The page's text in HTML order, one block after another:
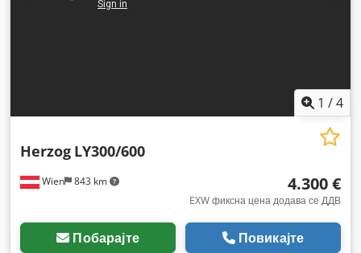
1 /4
Wien 843 km
Herzog LY300/600
4.300 €
EXW фиксна цена додава се ДДВ
Побарајте Повикајте